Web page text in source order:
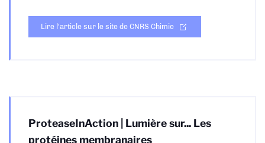
Lire l'article sur le site de CNRS Chimie
ProteaseInAction | Lumière sur... Les
protéines membranaires